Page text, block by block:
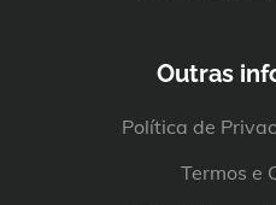
Outras
Política de
Termos e